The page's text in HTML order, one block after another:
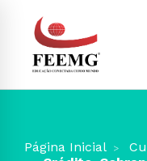
Página Inicial